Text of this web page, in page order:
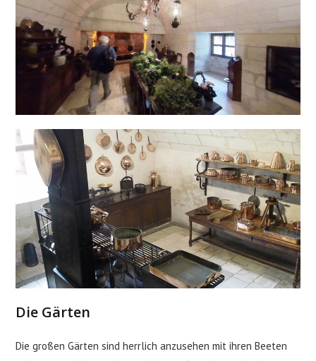
Die Gärten
Die großen Gärten sind herrlich anzusehen mit ihren Beeten